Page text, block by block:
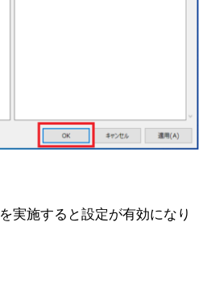
実施すると設定が有効になり